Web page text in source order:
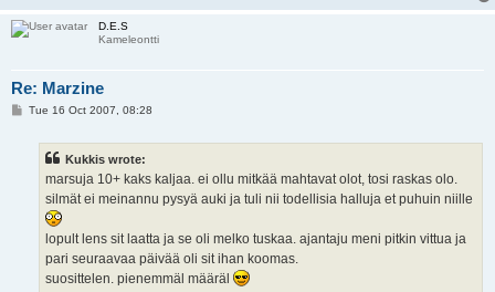
D.E.S
Kameleontti
Re: Marzine
PTue 16 Oct 2007, 08:28
Kukkis wrote:
marsuja 10+ kaks kaljaa. ei ollu mitkää mahtavat olot, tosi raskas olo.
silmät ei meinannu pysyä auki ja tuli nii todellisia halluja et puhuin niille
lopult lens sit laatta ja se oli melko tuskaa. ajantaju meni pitkin vittua ja
pari seuraavaa päivää oli sit ihan koomas.
suosittelen. pienemmäl määräl